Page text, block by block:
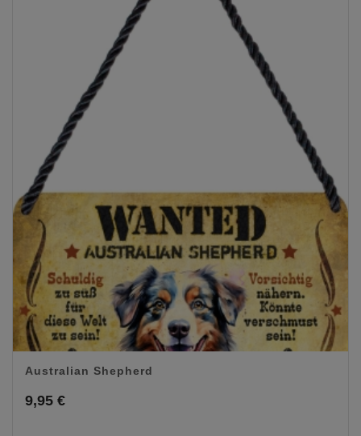
Australian Shepherd
9,95 €